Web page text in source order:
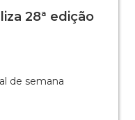
28ª edição
de semana